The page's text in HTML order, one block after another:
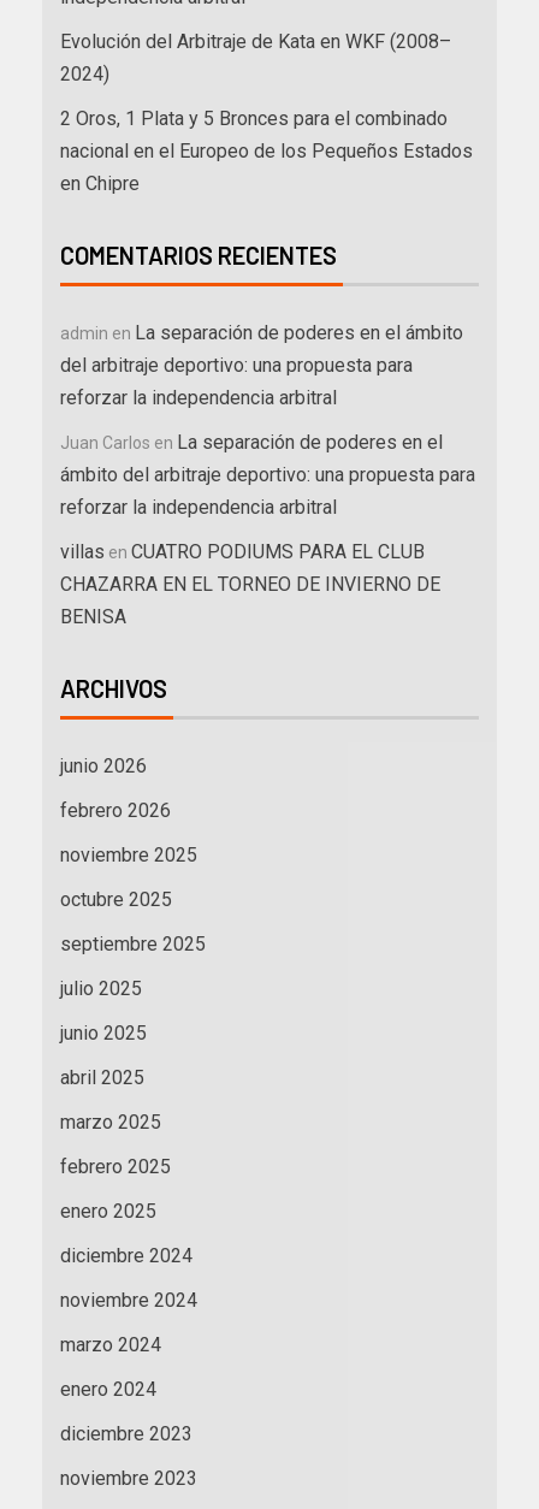
Evolución del Arbitraje de Kata en WKF (2008–
2024)
2 Oros, 1 Plata y 5 Bronces para el combinado
nacional en el Europeo de los Pequeños Estados
en Chipre
COMENTARIOS RECIENTES
admin en La separación de poderes en el ámbito
del arbitraje deportivo: una propuesta para
reforzar la independencia arbitral
Juan Carlos en La separación de poderes en el
ámbito del arbitraje deportivo: una propuesta para
reforzar la independencia arbitral
villas en CUATRO PODIUMS PARA EL CLUB
CHAZARRA EN EL TORNEO DE INVIERNO DE
BENISA
ARCHIVOS
junio 2026
febrero 2026
noviembre 2025
octubre 2025
septiembre 2025
julio 2025
junio 2025
abril 2025
marzo 2025
febrero 2025
enero 2025
diciembre 2024
noviembre 2024
marzo 2024
enero 2024
diciembre 2023
noviembre 2023